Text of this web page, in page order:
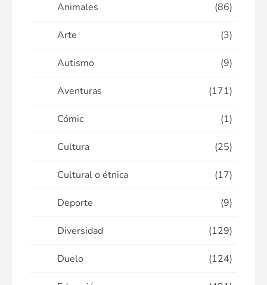
Animales (86)
Arte (3)
Autismo (9)
Aventuras (171)
Cómic (1)
Cultura (25)
Cultural o étnica (17)
Deporte (9)
Diversidad (129)
Duelo (124)